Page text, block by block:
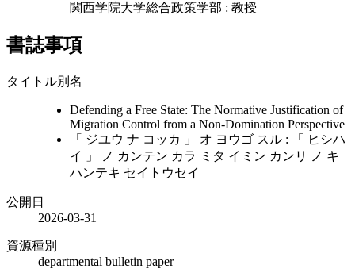
関西学院大学総合政策学部 : 教授
書誌事項
タイトル別名
Defending a Free State: The Normative Justification of
Migration Control from a Non-Domination Perspective
「 ジユウ ナ コッカ 」 オ ヨウゴ スル : 「 ヒシハ
イ 」 ノ カンテン カラ ミタ イミン カンリ ノ キ
ハンテキ セイトウセイ
公開日
2026-03-31
資源種別
departmental bulletin paper